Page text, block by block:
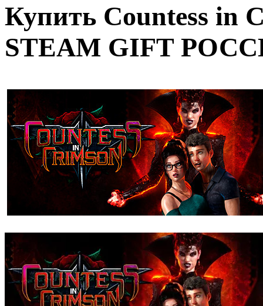
Купить Countess
STEAM GIFT